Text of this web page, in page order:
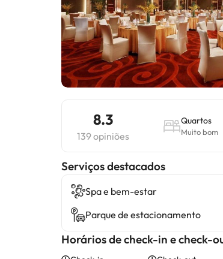
8.3
139 opiniões
Quartos
Muito bom
Serviços destacados
Spa e bem-estar
Parque de estacionamento
Horários de check-in e check-